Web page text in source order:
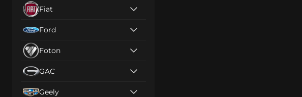
Fiat
Ford
Foton
GAC
Geely